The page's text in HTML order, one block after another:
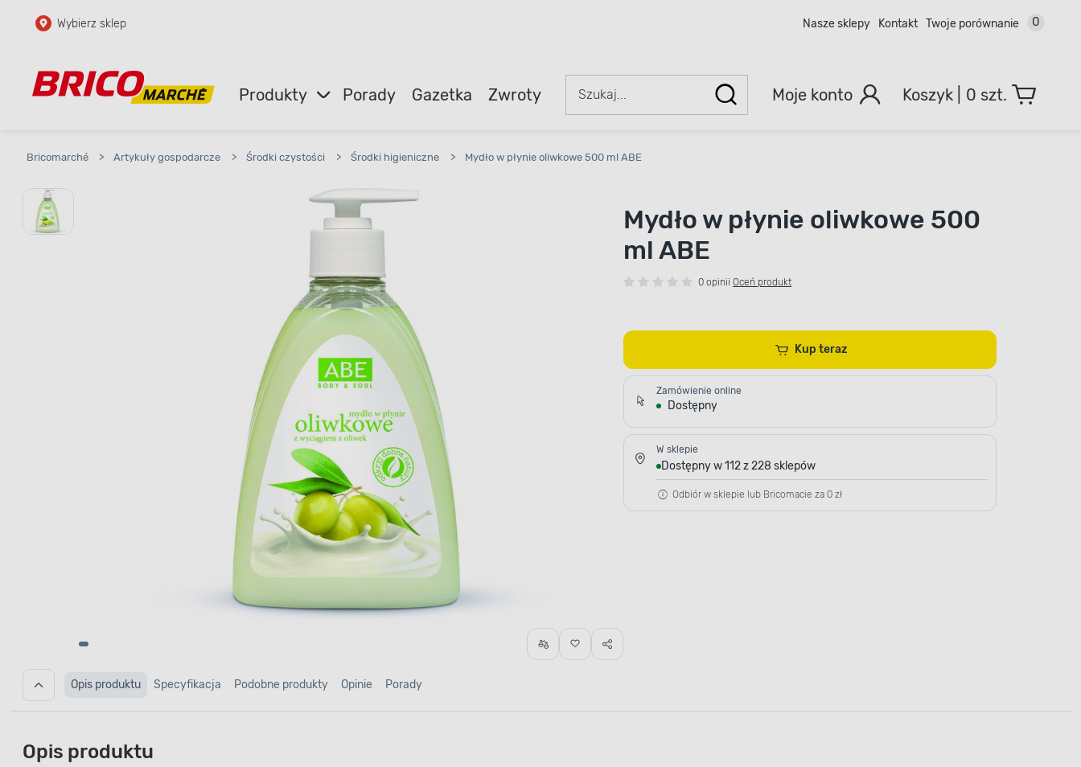
Przejdź do głównej zawartości
Przejdź do wyszukiwarki
Wybierz sklep Nasze sklepy Kontakt Twoje porównanie 0
Produkty Porady Gazetka Zwroty Moje konto 0 szt.
Bricomarché > Artykuły gospodarcze > Środki czystości > Środki higieniczne > Mydło w płynie oliwkowe 500 ml ABE
Mydło w płynie oliwkowe 500
ml ABE
0 opinii Oceń produkt
Kup teraz
Zamówienie online
Dostępny
W sklepie
Dostępny w 112 z 228 sklepów
Odbiór w sklepie lub Bricomacie za 0 zł
Opis produktu Specyfikacja Podobne produkty Opinie Porady
Opis produktu